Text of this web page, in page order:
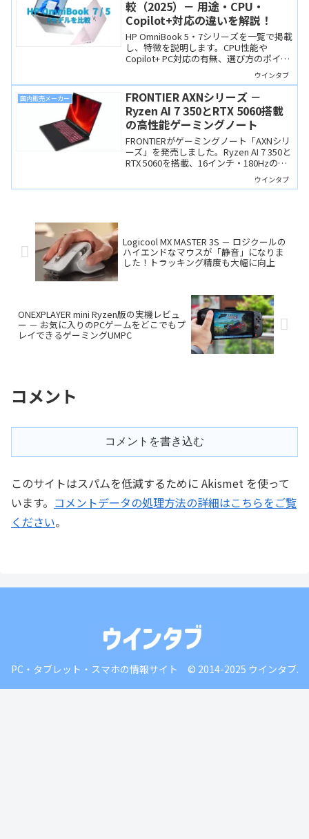
較（2025）－ 用途・CPU・
Copilot+対応の違いを解説！
HP OmniBook 5・7シリーズを一覧で掲載
し、特徴を説明します。CPU性能や
Copilot+ PC対応の有無、選び方のポイン
ウインタブ
国内販売メーカー
FRONTIER AXNシリーズ －
Ryzen AI 7 350とRTX 5060搭載
の高性能ゲーミングノート
FRONTIERがゲーミングノート「AXNシリ
ーズ」を発売しました。Ryzen AI 7 350と
RTX 5060を搭載、16インチ・180Hzの高
速ディスプレイを備えた高性能ゲーミン
ウインタブ
Logicool MX MASTER 3S － ロジクールの
ハイエンドなマウスが「静音」になりま
した！トラッキング精度も大幅に向上
ONEXPLAYER mini Ryzen版の実機レビュ
ー － お気に入りのPCゲームをどこでもプ
レイできるゲーミングUMPC
コメント
コメントを書き込む
このサイトはスパムを低減するために Akismet を使って
います。 コメントデータの処理方法の詳細はこちらをご覧
ください。
PC・タブレット・スマホの情報サイト © 2014-2025 ウインタブ.